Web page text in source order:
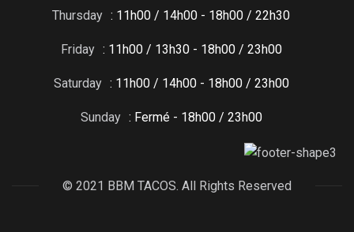
Thursday : 11h00 / 14h00 - 18h00 / 22h30
Friday : 11h00 / 13h30 - 18h00 / 23h00
Saturday : 11h00 / 14h00 - 18h00 / 23h00
Sunday : Fermé - 18h00 / 23h00
© 2021 BBM TACOS. All Rights Reserved